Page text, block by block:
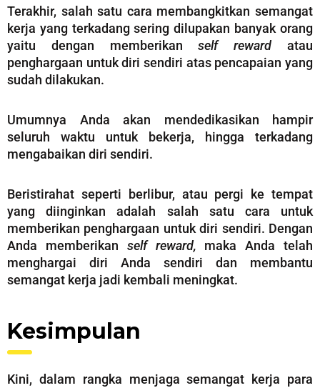
Terakhir, salah satu cara membangkitkan semangat
kerja yang terkadang sering dilupakan banyak orang
yaitu dengan memberikanself rewardatau
penghargaan untuk diri sendiri atas pencapaian yang
sudah dilakukan.
Umumnya Anda akan mendedikasikan hampir
seluruh waktu untuk bekerja, hingga terkadang
mengabaikan diri sendiri.
Beristirahat seperti berlibur, atau pergi ke tempat
yang diinginkan adalah salah satu cara untuk
memberikan penghargaan untuk diri sendiri. Dengan
Anda memberikan self reward, maka Anda telah
menghargai diri Anda sendiri dan membantu
semangat kerja jadi kembali meningkat.
Kesimpulan
Kini, dalam rangka menjaga semangat kerja para